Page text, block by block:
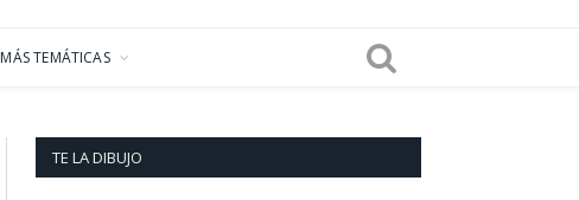
MÁS TEMÁTICAS
TE LA DIBUJO